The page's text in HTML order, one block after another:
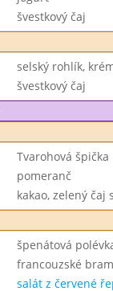
švestkový čaj
selský rohlík,
švestkový čaj
Tvarohová špička
pomeranč
kakao, zelený
špenátová
francouzské
salát z červené